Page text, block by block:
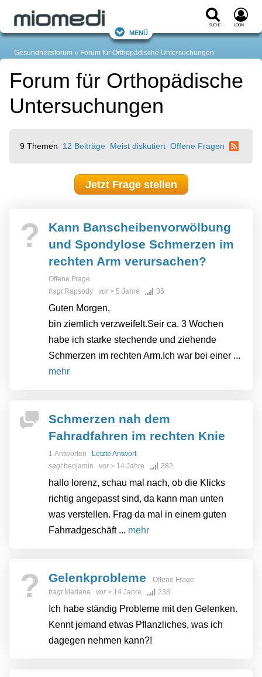
Suche Login
Menü
Gesundheitsforum Forum für Orthopädische Untersuchungen
Forum für Orthopädische
Untersuchungen
9 Themen 12 Beiträge Meist diskutiert Offene Fragen
Jetzt Frage stellen
?
Kann Banscheibenvorwölbung
und Spondylose Schmerzen im
rechten Arm verursachen?
Offene Frage
fragt Rapsody vor> 5 Jahre 35
Guten Morgen,
bin ziemlich verzweifelt.Seir ca. 3 Wochen
habe ich starke stechende und ziehende
Schmerzen im rechten Arm.Ich war bei einer ...
mehr
Schmerzen nah dem
Fahradfahren im rechten Knie
1 Antworten
Letzte Antwort
sagt benjamin vor> 14 Jahre 282
hallo lorenz, schau mal nach, ob die Klicks
richtig angepasst sind, da kann man unten
was verstellen. Frag da mal in einem guten
Fahrradgeschäft ... mehr
? Gelenkprobleme
Offene Frage
fragt Mariane vor> 14 Jahre 238
Ich habe ständig Probleme mit den Gelenken.
Kennt jemand etwas Pflanzliches, was ich
dagegen nehmen kann?!